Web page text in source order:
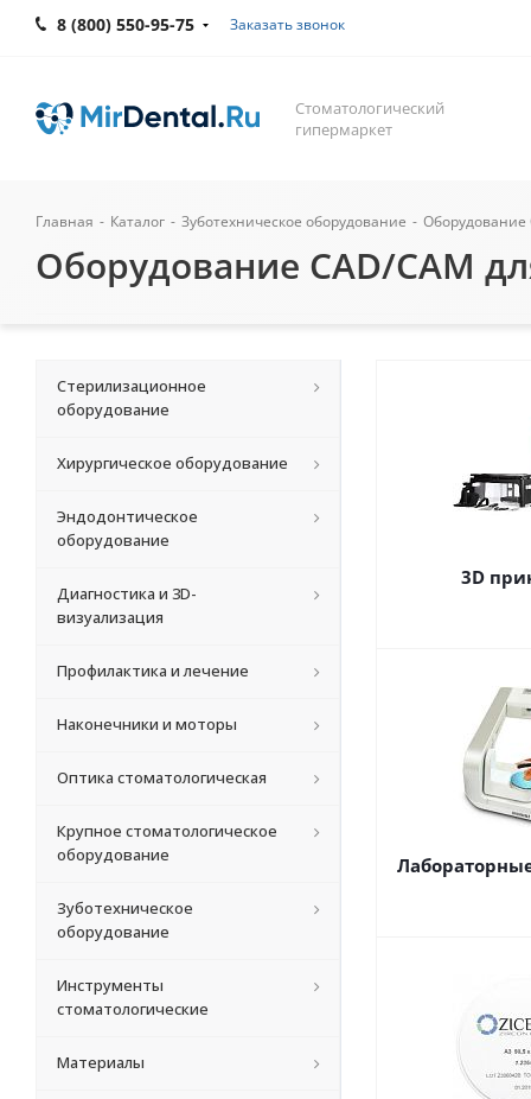
8 (800) 550-95-75 Заказать звонок
Стоматологический
гипермаркет
Главная - Каталог - Зуботехническое оборудование - Оборудование
Оборудование CAD/CAM
3D
Стерилизационное
оборудование
Хирургическое оборудование
Эндодонтическое
оборудование
Диагностика и 3D-
визуализация
Профилактика и лечение
Наконечники и моторы
Оптика стоматологическая
Крупное стоматологическое
оборудование
Зуботехническое
оборудование
Инструменты
стоматологические
Материалы